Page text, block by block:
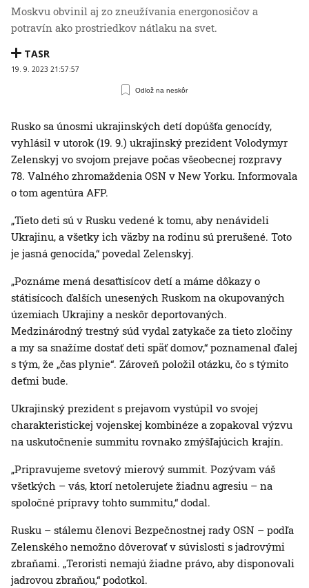
Moskvu obvinil aj zo zneužívania energonosičov a
potravín ako prostriedkov nátlaku na svet.
TASR
19. 9. 2023 21:57:57
Odlož na neskôr
Rusko sa únosmi ukrajinských detí dopúšťa genocídy,
vyhlásil v utorok (19. 9.) ukrajinský prezident Volodymyr
Zelenskyj vo svojom prejave počas všeobecnej rozpravy
78. Valného zhromaždenia OSN v New Yorku. Informovala
o tom agentúra AFP.
„Tieto deti sú v Rusku vedené k tomu, aby nenávideli
Ukrajinu, a všetky ich väzby na rodinu sú prerušené. Toto
je jasná genocída,“ povedal Zelenskyj.
„Poznáme mená desaťtisícov detí a máme dôkazy o
státisícoch ďalších unesených Ruskom na okupovaných
územiach Ukrajiny a neskôr deportovaných.
Medzinárodný trestný súd vydal zatykače za tieto zločiny
a my sa snažíme dostať deti späť domov,“ poznamenal ďalej
s tým, že „čas plynie“. Zároveň položil otázku, čo s týmito
deťmi bude.
Ukrajinský prezident s prejavom vystúpil vo svojej
charakteristickej vojenskej kombinéze a zopakoval výzvu
na uskutočnenie summitu rovnako zmýšľajúcich krajín.
„Pripravujeme svetový mierový summit. Pozývam váš
všetkých – vás, ktorí netolerujete žiadnu agresiu – na
spoločné prípravy tohto summitu,“ dodal.
Rusku – stálemu členovi Bezpečnostnej rady OSN – podľa
Zelenského nemožno dôverovať v súvislosti s jadrovými
zbraňami. „Teroristi nemajú žiadne právo, aby disponovali
jadrovou zbraňou,“ podotkol.